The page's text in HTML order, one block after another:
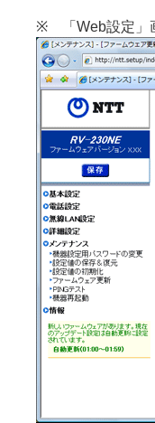
※ 「Web設定」